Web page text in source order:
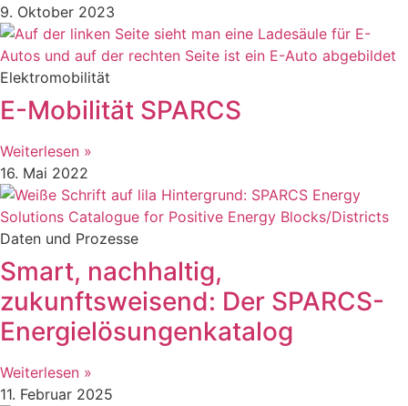
9. Oktober 2023
Elektromobilität
E-Mobilität SPARCS
Weiterlesen »
16. Mai 2022
Daten und Prozesse
Smart, nachhaltig,
zukunftsweisend: Der SPARCS-
Energielösungenkatalog
Weiterlesen »
11. Februar 2025